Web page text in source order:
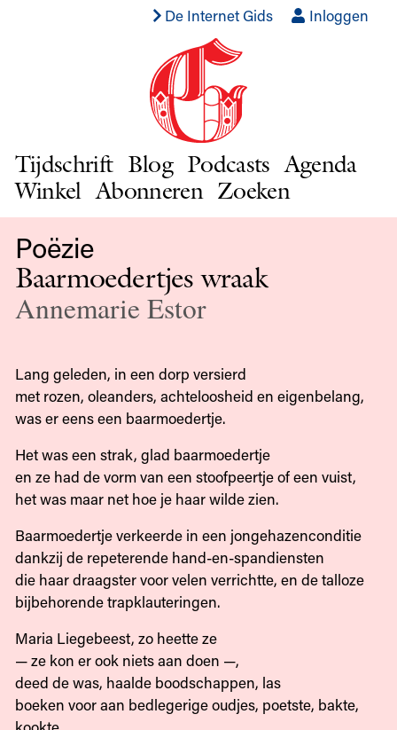
De Internet Gids Inloggen
Tijdschrift Blog Podcasts Agenda
Winkel Abonneren Zoeken
Poëzie
Baarmoedertjes wraak
Annemarie Estor
Lang geleden, in een dorp versierd
met rozen, oleanders, achteloosheid en eigenbelang,
was er eens een baarmoedertje.
Het was een strak, glad baarmoedertje
en ze had de vorm van een stoofpeertje of een vuist,
het was maar net hoe je haar wilde zien.
Baarmoedertje verkeerde in een jongehazenconditie
dankzij de repeterende hand-en-spandiensten
die haar draagster voor velen verrichtte, en de talloze
bijbehorende trapklauteringen.
Maria Liegebeest, zo heette ze
— ze kon er ook niets aan doen —,
deed de was, haalde boodschappen, las
boeken voor aan bedlegerige oudjes, poetste, bakte,